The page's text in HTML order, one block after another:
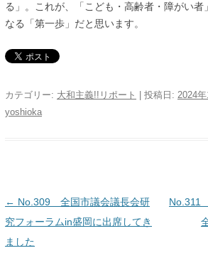
る」。これが、「こども・高齢者・障がい者
なる「第一歩」だと思います。
カテゴリー: 大和主義!!リポート | 投稿日: 2024年
yoshioka
投稿ナビゲーション
← No.309 全国市議会議長会研
究フォーラムin盛岡に出席してき
ました
No.311